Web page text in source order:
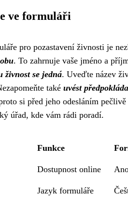
ve formuláři
pro pozastavení živnosti je
. To zahrnuje vaše jméno a
živnost se jedná. Uveďte název
také uvést
si před jeho odesláním
úřad, kde vám rádi poradí.
Funkce
Dostupnost online
Jazyk formuláře